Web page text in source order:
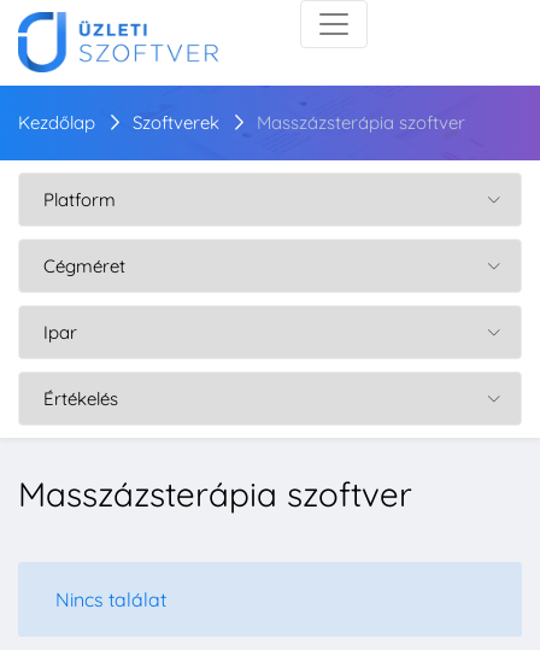
Kezdőlap Szoftverek Masszázsterápia szoftver
Masszázsterápia szoftver
Nincs találat